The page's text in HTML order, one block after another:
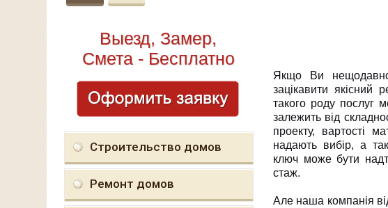
Выезд, Замер,
Смета - Бесплатно
Строительство домов
Ремонт домов
Якщо Ви
зацікавити якісний
такого роду послуг
залежить від
проекту, вартості
надають вибір, а
ключ може бути
стаж.
Але наша компанія